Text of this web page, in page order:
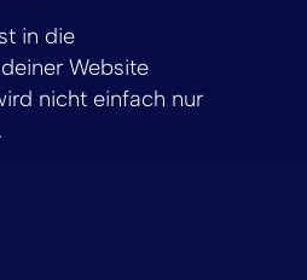
in die
Website
nicht einfach nur